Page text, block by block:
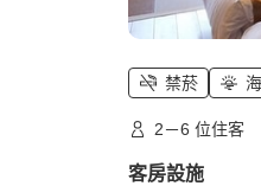
禁菸
2－6 位住客
客房設施